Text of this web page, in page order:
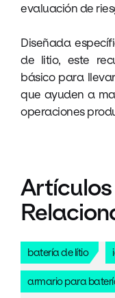
evaluación de
Diseñada
de litio, este
básico para
que ayuden a
operaciones
Artículos
batería de lítio
armario para